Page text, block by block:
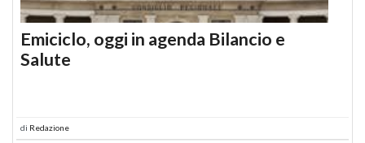
Emiciclo, oggi in agenda Bilancio e
Salute
di Redazione